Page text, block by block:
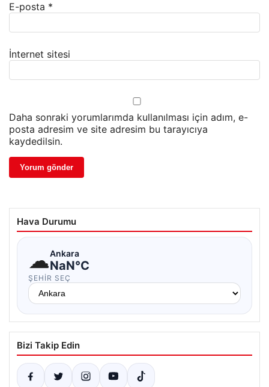
E-posta *
İnternet sitesi
Daha sonraki yorumlarımda kullanılması için adım, e-
posta adresim ve site adresim bu tarayıcıya
kaydedilsin.
Hava Durumu
☁Ankara
NaN°C
ŞEHIR SEÇ
Bizi Takip Edin